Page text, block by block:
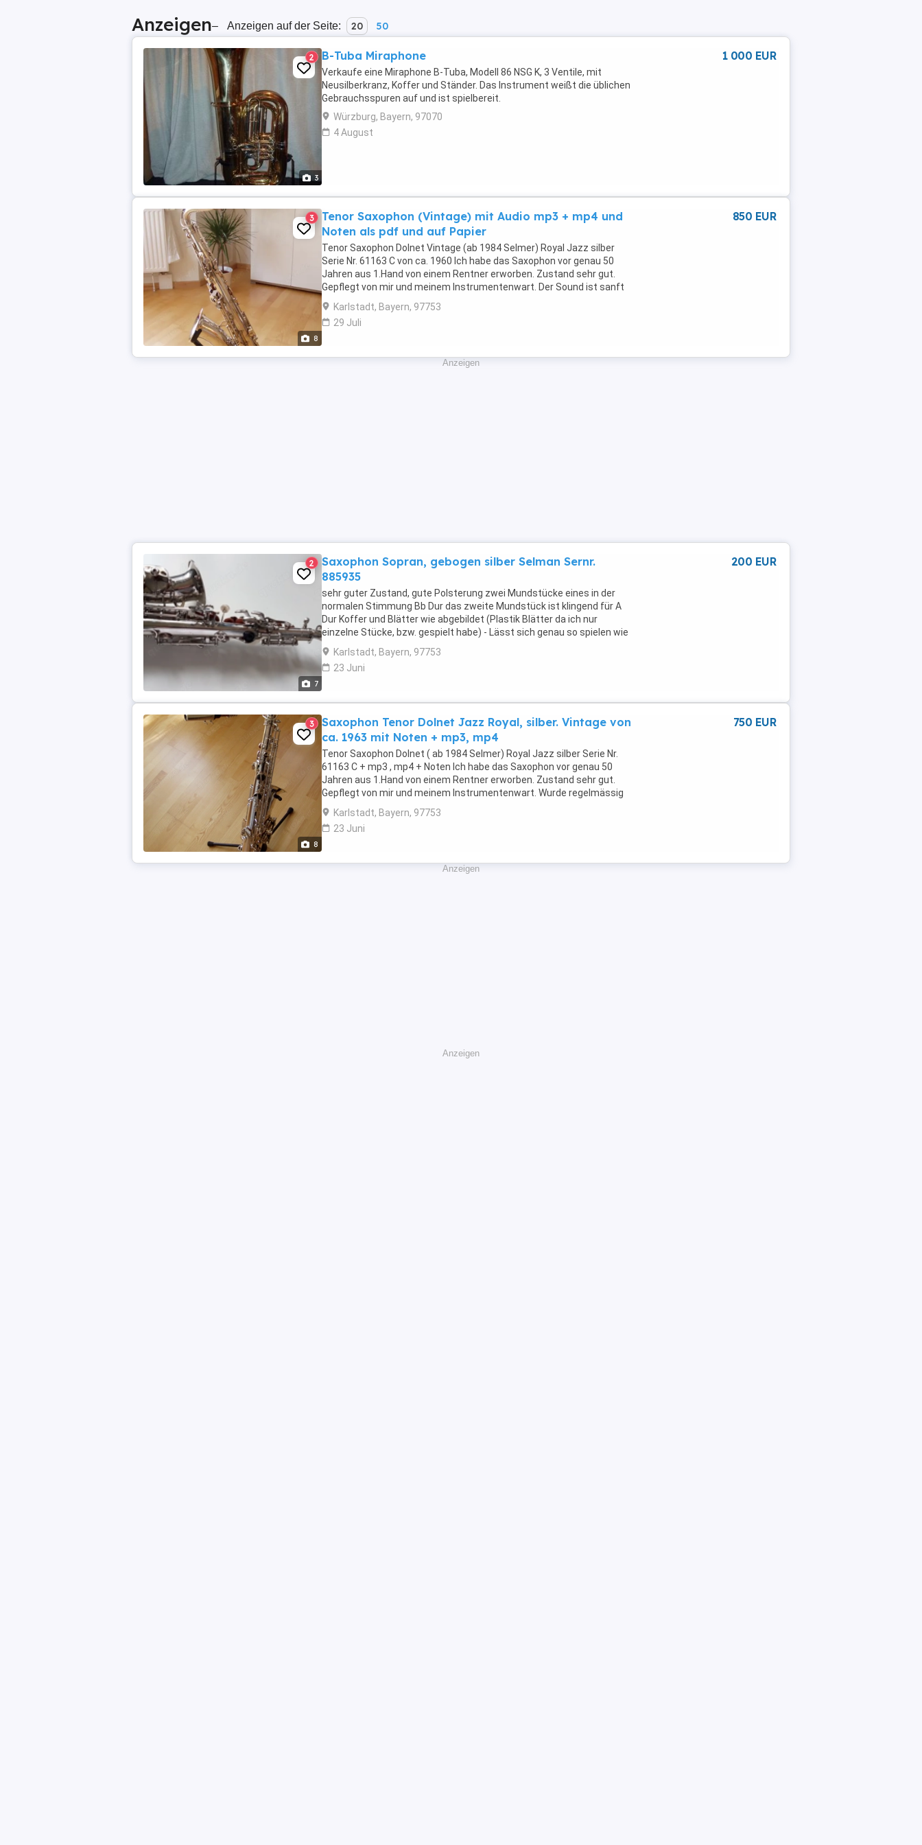
Anzeigen– Anzeigen auf der Seite: 20 50
3
2 B-Tuba Miraphone
Verkaufe eine Miraphone B-Tuba, Modell 86 NSG K, 3 Ventile, mit
Neusilberkranz, Koffer und Ständer. Das Instrument weißt die üblichen
Gebrauchsspuren auf und ist spielbereit.
Würzburg, Bayern, 97070
4 August
1 000 EUR
8
3
Tenor Saxophon (Vintage) mit Audio mp3 + mp4 und
Noten als pdf und auf Papier
Tenor Saxophon Dolnet Vintage (ab 1984 Selmer) Royal Jazz silber
Serie Nr. 61163 C von ca. 1960 Ich habe das Saxophon vor genau 50
Jahren aus 1.Hand von einem Rentner erworben. Zustand sehr gut.
Gepflegt von mir und meinem Instrumentenwart. Der Sound ist sanft
und sehr rein. Das handling ist unvergleichbar ...
Karlstadt, Bayern, 97753
29 Juli
850 EUR
Anzeigen
7
2
Saxophon Sopran, gebogen silber Selman Sernr.
885935
sehr guter Zustand, gute Polsterung zwei Mundstücke eines in der
normalen Stimmung Bb Dur das zweite Mundstück ist klingend für A
Dur Koffer und Blätter wie abgebildet (Plastik Blätter da ich nur
einzelne Stücke, bzw. gespielt habe) - Lässt sich genau so spielen wie
ein Alt oder Tenor - Abholung ...
Karlstadt, Bayern, 97753
23 Juni
200 EUR
8
3
Saxophon Tenor Dolnet Jazz Royal, silber. Vintage von
ca. 1963 mit Noten + mp3, mp4
Tenor Saxophon Dolnet ( ab 1984 Selmer) Royal Jazz silber Serie Nr.
61163 C + mp3 , mp4 + Noten Ich habe das Saxophon vor genau 50
Jahren aus 1.Hand von einem Rentner erworben. Zustand sehr gut.
Gepflegt von mir und meinem Instrumentenwart. Wurde regelmässig
generalüberholt. Der Sound ist sanft und sehr ...
Karlstadt, Bayern, 97753
23 Juni
750 EUR
Anzeigen
Anzeigen